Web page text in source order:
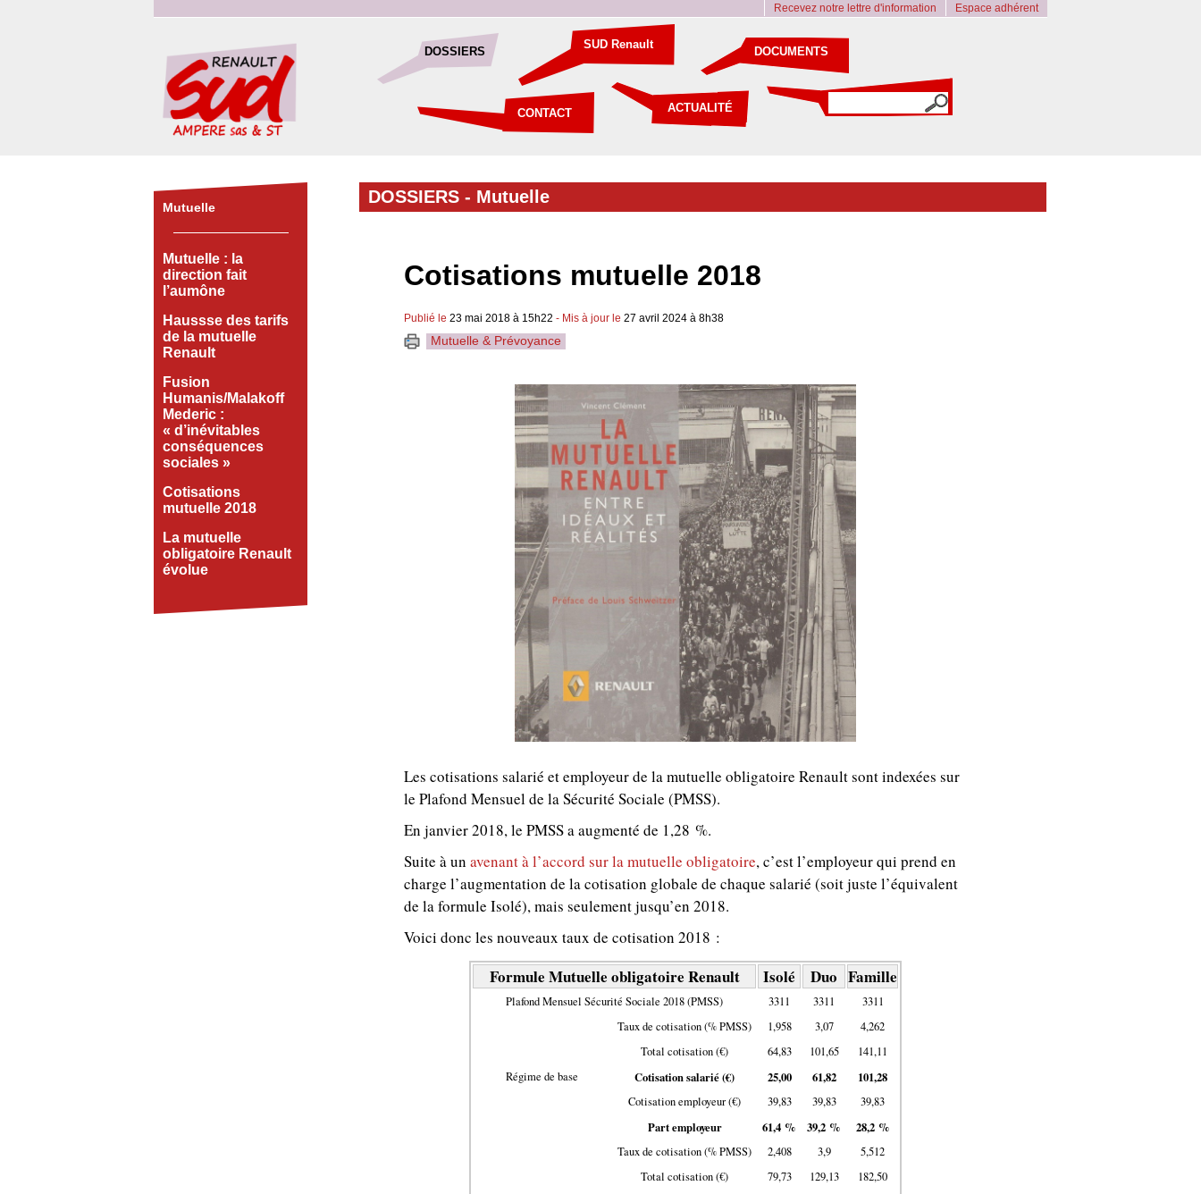
Espace adhérent
Recevez notre lettre d'information
SUD Renault
ACTUALITÉ
DOSSIERS
CONTACT
DOCUMENTS
Mutuelle
Mutuelle : la
direction fait
l’aumône
Haussse des tarifs
de la mutuelle
Renault
Fusion
Humanis/Malakoff
Mederic :
« d’inévitables
conséquences
sociales »
Cotisations
mutuelle 2018
La mutuelle
obligatoire Renault
évolue
DOSSIERS - Mutuelle
Cotisations mutuelle 2018
Publié le 23 mai 2018 à 15h22 - Mis à jour le 27 avril 2024 à 8h38
Mutuelle & Prévoyance
Les cotisations salarié et employeur de la mutuelle obligatoire Renault sont indexées sur
le Plafond Mensuel de la Sécurité Sociale (PMSS).
En janvier 2018, le PMSS a augmenté de 1,28 %.
Suite à un avenant à l’accord sur la mutuelle obligatoire, c’est l’employeur qui prend en
charge l’augmentation de la cotisation globale de chaque salarié (soit juste l’équivalent
de la formule Isolé), mais seulement jusqu’en 2018.
Voici donc les nouveaux taux de cotisation 2018 :
Formule Mutuelle obligatoire Renault Isolé Duo Famille
Plafond Mensuel Sécurité Sociale 2018 (PMSS) 3311 3311 3311
Régime de base
Taux de cotisation (% PMSS) 1,958 3,07
4,262
Total cotisation (€)
64,83 101,65 141,11
Cotisation salarié (€) 25,00 61,82 101,28
Cotisation employeur (€) 39,83 39,83 39,83
Part employeur 61,4 % 39,2 % 28,2 %
Taux de cotisation (% PMSS) 2,408 3,9
5,512
Total cotisation (€)
79,73 129,13 182,50